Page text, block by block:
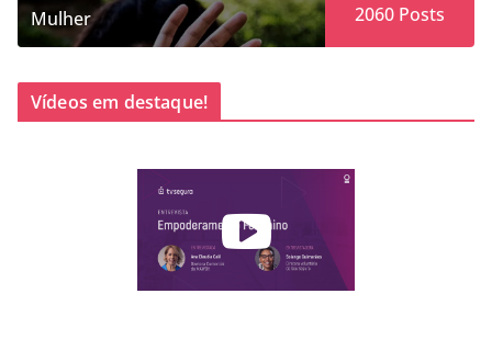
Mulher 2060 Posts
Vídeos em destaque!